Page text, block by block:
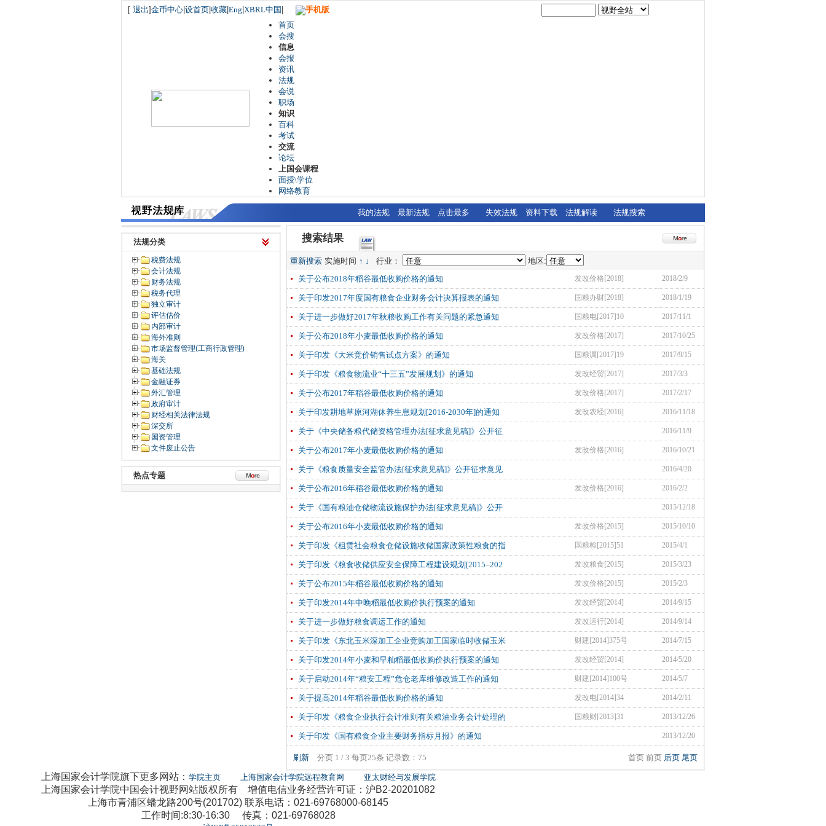
[ 退出]金币中心 设首页 收藏 Eng XBRL中国
手机版
首页
会搜
信息
会报
资讯
法规
会说
职场
知识
百科
考试
交流
论坛
上国会课程
面授\学位
网络教育
我的法规 最新法规 点击最多 失效法规 资料下载 法规解读 法规搜索
法规分类
税费法规
会计法规
财务法规
税务代理
独立审计
评估估价
内部审计
海外准则
市场监督管理(工商行政管理)
海关
基础法规
金融证券
外汇管理
政府审计
财经相关法律法规
深交所
国资管理
文件废止公告
热点专题
搜索结果
重新搜索 实施时间 ↑ ↓ 行业：
地区:
关于公布2018年稻谷最低收购价格的通知
发改价格[2018] 2018/2/9
关于印发2017年度国有粮食企业财务会计决算报表的通知 国粮办财[2018] 2018/1/19
关于进一步做好2017年秋粮收购工作有关问题的紧急通知 国粮电[2017]10 2017/11/1
关于公布2018年小麦最低收购价格的通知 发改价格[2017] 2017/10/25
关于印发《大米竞价销售试点方案》的通知 国粮调[2017]19 2017/9/15
关于印发《粮食物流业“十三五”发展规划》的通知 发改经贸[2017] 2017/3/3
关于公布2017年稻谷最低收购价格的通知 发改价格[2017] 2017/2/17
关于印发耕地草原河湖休养生息规划[2016-2030年]的通知 发改农经[2016] 2016/11/18
关于《中央储备粮代储资格管理办法[征求意见稿]》公开征 2016/11/9
关于公布2017年小麦最低收购价格的通知 发改价格[2016] 2016/10/21
关于《粮食质量安全监管办法[征求意见稿]》公开征求意见 2016/4/20
关于公布2016年稻谷最低收购价格的通知 发改价格[2016] 2016/2/2
关于《国有粮油仓储物流设施保护办法[征求意见稿]》公开 2015/12/18
关于公布2016年小麦最低收购价格的通知 发改价格[2015] 2015/10/10
关于印发《租赁社会粮食仓储设施收储国家政策性粮食的指 国粮检[2015]51 2015/4/1
关于印发《粮食收储供应安全保障工程建设规划[2015–202 发改粮食[2015] 2015/3/23
关于公布2015年稻谷最低收购价格的通知 发改价格[2015] 2015/2/3
关于印发2014年中晚稻最低收购价执行预案的通知 发改经贸[2014] 2014/9/15
关于进一步做好粮食调运工作的通知 发改运行[2014] 2014/9/14
关于印发《东北玉米深加工企业竞购加工国家临时收储玉米 财建[2014]375号 2014/7/15
关于印发2014年小麦和早籼稻最低收购价执行预案的通知 发改经贸[2014] 2014/5/20
关于启动2014年“粮安工程”危仓老库维修改造工作的通知 财建[2014]100号 2014/5/7
关于提高2014年稻谷最低收购价格的通知 发改电[2014]34 2014/2/11
关于印发《粮食企业执行会计准则有关粮油业务会计处理的 国粮财[2013]31 2013/12/26
关于印发《国有粮食企业主要财务指标月报》的通知 2013/12/20
刷新 分页 1 / 3 每页25条 记录数：75 首页 前页 后页 尾页
上海国家会计学院旗下更多网站： 学院主页 上海国家会计学院远程教育网 亚太财经与发展学院
上海国家会计学院中国会计视野网站版权所有 增值电信业务经营许可证：沪B2-20201082
上海市青浦区蟠龙路200号(201702) 联系电话：021-69768000-68145
工作时间:8:30-16:30 传真：021-69768028